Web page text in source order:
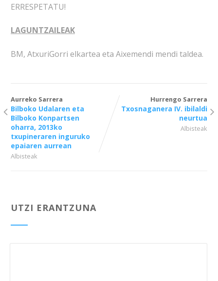
ERRESPETATU!
LAGUNTZAILEAK
BM, AtxuriGorri elkartea eta Aixemendi mendi taldea.
Aurreko Sarrera
Bilboko Udalaren eta
Bilboko Konpartsen
oharra, 2013ko
txupineraren inguruko
epaiaren aurrean
Albisteak
Hurrengo Sarrera
Txosnaganera IV. ibilaldi
neurtua
Albisteak
UTZI ERANTZUNA